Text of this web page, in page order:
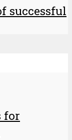
successful
for